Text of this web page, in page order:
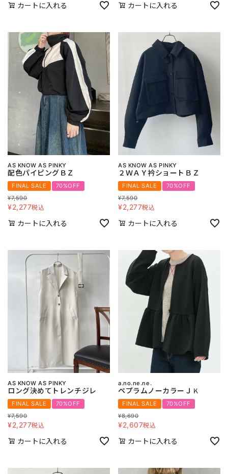
カートに入れる カートに入れる
AS KNOW AS PINKY
配色パイピングＢＺ
FINAL SALE
70%OFF
¥7,590
¥2,277税込
カートに入れる
AS KNOW AS PINKY
２ＷＡＹ衿ショートＢＺ
FINAL SALE
70%OFF
¥7,590
¥2,277税込
カートに入れる
AS KNOW AS PINKY
ロング決めてトレンチジレ
FINAL SALE
70%OFF
¥7,590
¥2,277税込
カートに入れる
a.no.ne.ne.
ペプラムノーカラーＪＫ
FINAL SALE
70%OFF
¥8,690
¥2,607税込
カートに入れる